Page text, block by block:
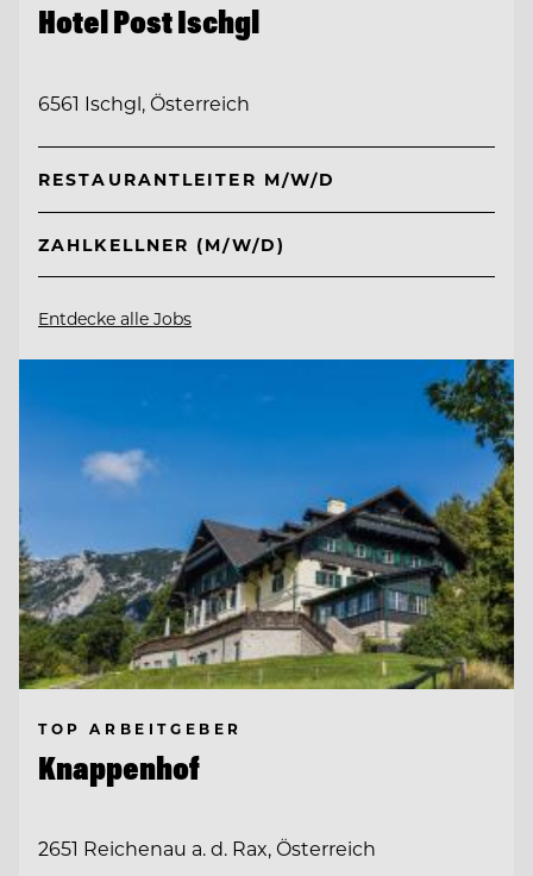
Hotel Post Ischgl
6561 Ischgl, Österreich
RESTAURANTLEITER M/W/D
ZAHLKELLNER (M/W/D)
Entdecke alle Jobs
TOP ARBEITGEBER
Knappenhof
2651 Reichenau a. d. Rax, Österreich